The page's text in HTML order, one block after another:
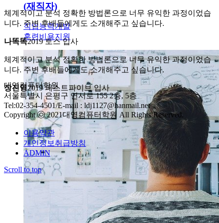
체계적이고 분석 정확한 방법론으로 너무 유익한 과정이었습
니다. 주변 후배들에게도 소개해주고 싶습니다.
나똑똑2019 토스 입사
체계적이고 분석 정확한 방법론으로 너무 유익한 과정이었습
니다. 주변 후배들에게도 소개해주고 싶습니다.
장진영2019 패스트파이브 입사
(재직자)
직업능력개발
훈련비용지원
대영컴퓨터학원
서울특별시 은평구 연서로 155 2층, 5층
Tel:02-354-4501/E-mail : ldj1127@hanmail.net
Copyright ⓒ 2021대영컴퓨터학원 All Rights Reserved.
이용약관
개인정보취급방침
ADMIN
Scroll to top